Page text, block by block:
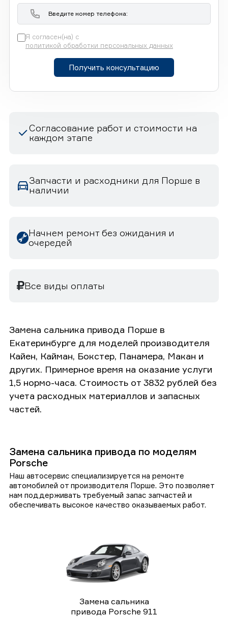
Я согласен(на) с
политикой обработки персональных данных
Получить консультацию
Согласование работ и стоимости на
каждом этапе
Запчасти и расходники для Порше в
наличии
Начнем ремонт без ожидания и
очередей
Все виды оплаты
Замена сальника привода Порше в
Екатеринбурге для моделей производителя
Кайен, Кайман, Бокстер, Панамера, Макан и
других. Примерное время на оказание услуги
1,5 нормо-часа. Стоимость от 3832 рублей без
учета расходных материаллов и запасных
частей.
Замена сальника привода по моделям
Porsche
Наш автосервис специализируется на ремонте
автомобилей от производителя Порше. Это позволяет
нам поддерживать требуемый запас запчастей и
обеспечивать высокое качество оказываемых работ.
Замена сальника
привода Porsche 911